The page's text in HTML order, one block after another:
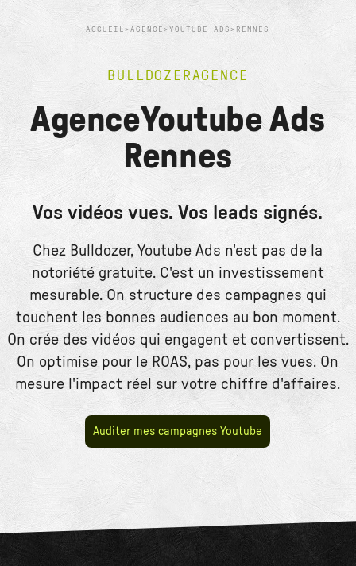
ACCUEIL>AGENCE>YOUTUBE ADS> RENNES
BULLDOZERAGENCE
AgenceYoutube Ads
Rennes
Vos vidéos vues. Vos leads signés.
Chez Bulldozer, Youtube Ads n'est pas de la
notoriété gratuite. C'est un investissement
mesurable. On structure des campagnes qui
touchent les bonnes audiences au bon moment.
On crée des vidéos qui engagent et convertissent.
On optimise pour le ROAS, pas pour les vues. On
mesure l'impact réel sur votre chiffre d'affaires.
Auditer mes campagnes Youtube